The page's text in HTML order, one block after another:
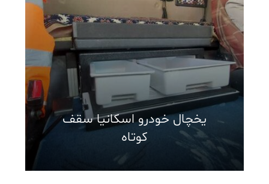
یخچال خودرو اسکانیا سقف
کوتاه